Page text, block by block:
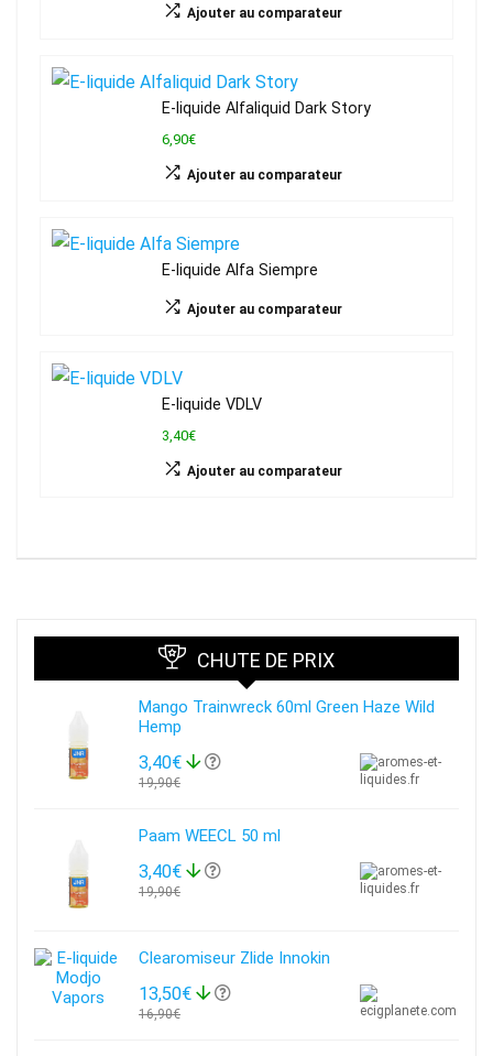
Ajouter au comparateur
E-liquide Alfaliquid Dark Story
6,90€
Ajouter au comparateur
E-liquide Alfa Siempre
Ajouter au comparateur
E-liquide VDLV
3,40€
Ajouter au comparateur
CHUTE DE PRIX
Mango Trainwreck 60ml Green Haze Wild
Hemp
3,40€
19,90€
Paam WEECL 50 ml
3,40€
19,90€
Clearomiseur Zlide Innokin
13,50€
16,90€